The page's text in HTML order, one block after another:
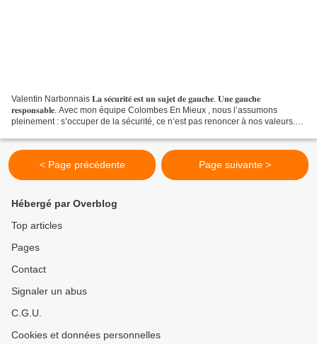
Valentin Narbonnais 𝐋𝐚 𝐬𝐞́𝐜𝐮𝐫𝐢𝐭𝐞́ 𝐞𝐬𝐭 𝐮𝐧 𝐬𝐮𝐣𝐞𝐭 𝐝𝐞 𝐠𝐚𝐮𝐜𝐡𝐞. 𝐔𝐧𝐞 𝐠𝐚𝐮𝐜𝐡𝐞
𝐫𝐞𝐬𝐩𝐨𝐧𝐬𝐚𝐛𝐥𝐞. Avec mon équipe Colombes En Mieux , nous l’assumons
pleinement : s’occuper de la sécurité, ce n’est pas renoncer à nos valeurs.
< Page précédente Page suivante >
Hébergé par Overblog
Top articles
Pages
Contact
Signaler un abus
C.G.U.
Cookies et données personnelles